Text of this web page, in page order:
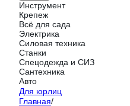
Инструмент
Крепеж
Всё для сада
Электрика
Силовая техника
Станки
Спецодежда и СИЗ
Сантехника
Авто
Для юрлиц
Главная/